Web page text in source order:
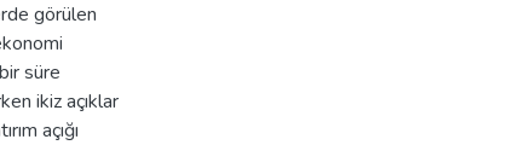
görülen
süre
ikiz açıklar
açığı